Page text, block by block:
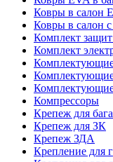
Ковры в салон
Ковры в салон
Комплект
Комплект
Компрессоры
Крепеж для
Крепеж для ЗК
Крепеж ЗДА
Крепление для